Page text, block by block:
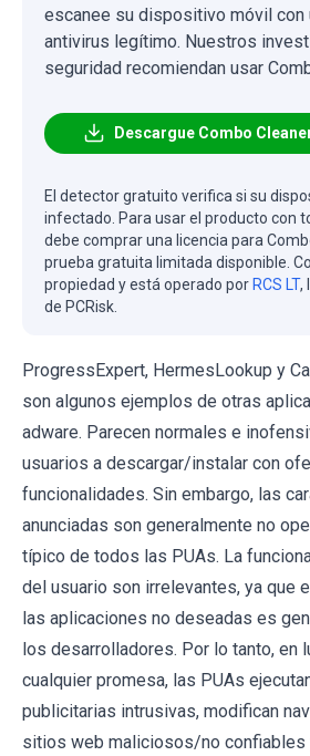
escanee su dispositivo móvil con
antivirus legítimo. Nuestros
seguridad recomiendan usar
Descargue Combo
El detector gratuito verifica si su
infectado. Para usar el producto con
debe comprar una licencia para
prueba gratuita limitada disponible.
propiedad y está operado por RCS LT,
de PCRisk.
ProgressExpert, HermesLookup y
son algunos ejemplos de otras
adware. Parecen normales e
usuarios a descargar/instalar con
funcionalidades. Sin embargo, las
anunciadas son generalmente no
típico de todos las PUAs. La
del usuario son irrelevantes, ya que
las aplicaciones no deseadas es
los desarrolladores. Por lo tanto, en
cualquier promesa, las PUAs
publicitarias intrusivas, modifican
sitios web maliciosos/no confiables